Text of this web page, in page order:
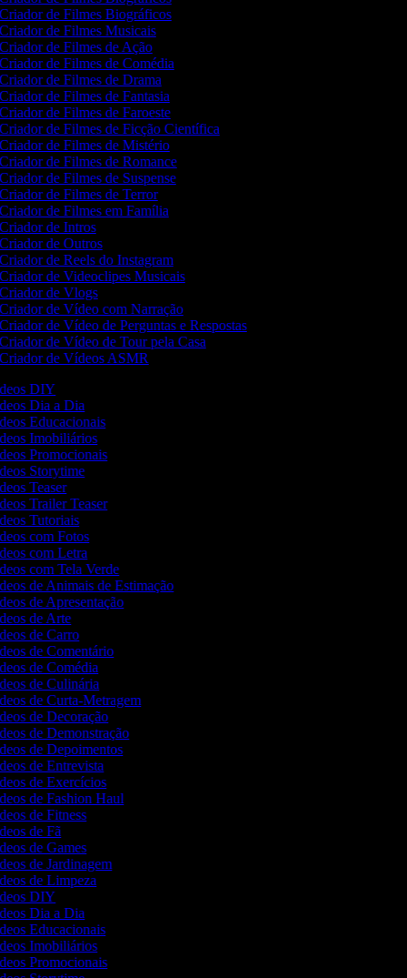
de Filmes Biográficos
de Filmes Musicais
de Filmes de Ação
de Filmes de Comédia
de Filmes de Drama
de Filmes de Fantasia
de Filmes de Faroeste
de Filmes de Ficção Científica
de Filmes de Mistério
de Filmes de Romance
de Filmes de Suspense
de Filmes de Terror
de Filmes em Família
de Intros
de Outros
de Reels do Instagram
de Videoclipes Musicais
de Vlogs
de Vídeo com Narração
de Vídeo de Perguntas e Respostas
de Vídeo de Tour pela Casa
de Vídeos ASMR
DIY
Dia a Dia
Educacionais
Imobiliários
Promocionais
Storytime
Teaser
Trailer Teaser
Tutoriais
com Fotos
com Letra
com Tela Verde
de Animais de Estimação
de Apresentação
de Arte
de Carro
de Comentário
de Comédia
de Culinária
de Curta-Metragem
de Decoração
de Demonstração
de Depoimentos
de Entrevista
de Exercícios
de Fashion Haul
de Fitness
de Fã
de Games
de Jardinagem
de Limpeza
DIY
Dia a Dia
Educacionais
Imobiliários
Promocionais